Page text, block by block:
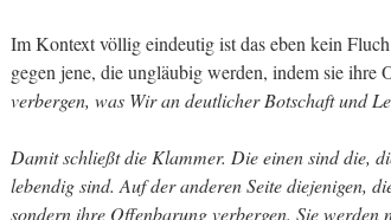
Im Kontext völlig eindeutig ist das eben kein
gegen jene, die ungläubig werden, indem sie ihre
verbergen, was Wir an deutlicher Botschaft und
Damit schließt die Klammer. Die einen sind die,
lebendig sind. Auf der anderen Seite diejenigen,
sondern ihre Offenbarung verbergen. Sie werden